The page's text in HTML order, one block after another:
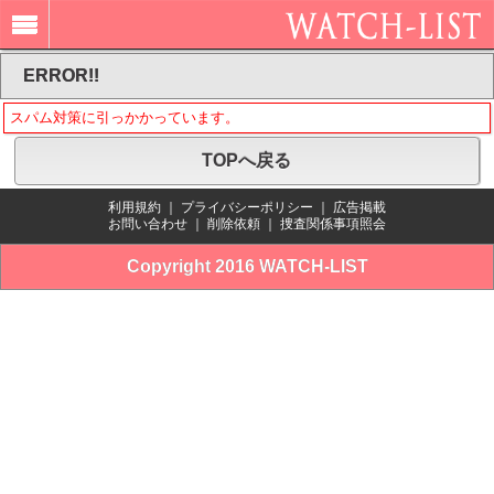
ERROR!!
スパム対策に引っかかっています。
TOPへ戻る
利用規約 プライバシーポリシー
広告掲載
お問い合わせ
削除依頼 捜査関係事項照会
Copyright 2016 WATCH-LIST